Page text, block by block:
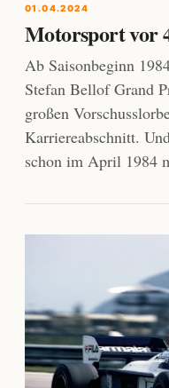
01.04.2024
Motorsport vor
Ab Saisonbeginn
Stefan Bellof Grand
großen
Karriereabschnitt.
schon im April 1984